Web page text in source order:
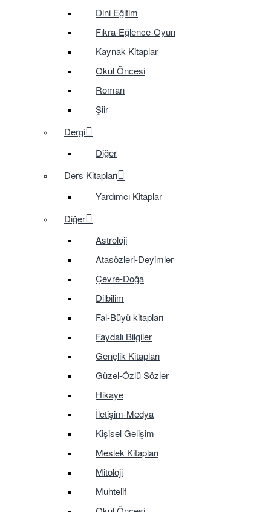
Dini Eğitim
Fıkra-Eğlence-Oyun
Kaynak Kitaplar
Okul Öncesi
Roman
Şiir
Dergi
Diğer
Ders Kitapları
Yardımcı Kitaplar
Diğer
Astroloji
Atasözleri-Deyimler
Çevre-Doğa
Dilbilim
Fal-Büyü kitapları
Faydalı Bilgiler
Gençlik Kitapları
Güzel-Özlü Sözler
Hikaye
İletişim-Medya
Kişisel Gelişim
Meslek Kitapları
Mitoloji
Muhtelif